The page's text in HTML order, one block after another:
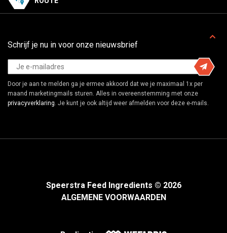
Schrijf je nu in voor onze nieuwsbrief
Door je aan te melden ga je ermee akkoord dat we je maximaal 1x per
maand marketingmails sturen. Alles in overeenstemming met onze
privacyverklaring. Je kunt je ook altijd weer afmelden voor deze e-mails.
Speerstra Feed Ingredients © 2026
ALGEMENE VOORWAARDEN